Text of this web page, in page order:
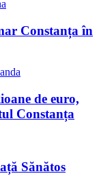
Constanța în
de euro,
Constanța
Sănătos